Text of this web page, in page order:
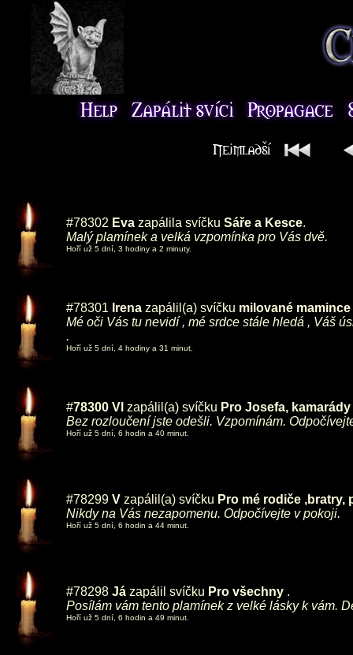
#78302 Eva zapálila svíčku Sáře a Kesce.
Malý plamínek a velká vzpomínka pro Vás dvě.
Hoří už 5 dní, 3 hodiny a 2 minuty.
#78301 Irena zapálil(a) svíčku milované
Mé oči Vás tu nevidí , mé srdce stále hledá , Váš
.
Hoří už 5 dní, 4 hodiny a 31 minut.
#78300 Vl zapálil(a) svíčku Pro Josefa,
Bez rozloučení jste odešli. Vzpomínám.
Hoří už 5 dní, 6 hodin a 40 minut.
#78299 V zapálil(a) svíčku Pro mé rodiče
Nikdy na Vás nezapomenu. Odpočívejte v pokoji.
Hoří už 5 dní, 6 hodin a 44 minut.
#78298 Já zapálil svíčku Pro všechny .
Posílám vám tento plamínek z velké lásky k vám.
Hoří už 5 dní, 6 hodin a 49 minut.